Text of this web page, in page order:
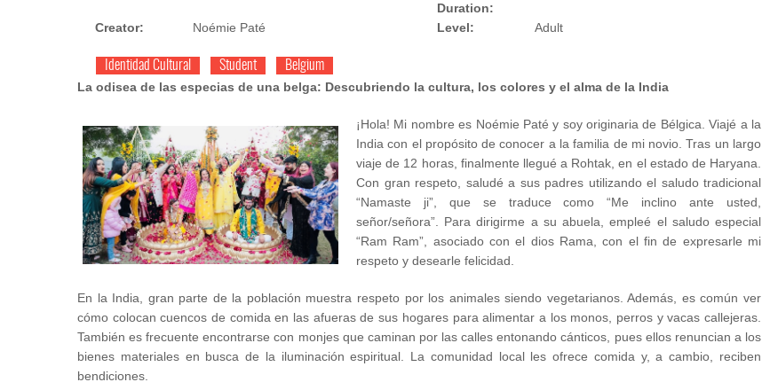
Duration:
Creator: Noémie Paté Level: Adult
Identidad Cultural Student
Belgium
La odisea de las especias de una belga: Descubriendo la cultura, los colores y el alma de la India
¡Hola! Mi nombre es Noémie Paté y soy originaria de Bélgica. Viajé a la
India con el propósito de conocer a la familia de mi novio. Tras un largo
viaje de 12 horas, finalmente llegué a Rohtak, en el estado de Haryana.
Con gran respeto, saludé a sus padres utilizando el saludo tradicional
“Namaste ji”, que se traduce como “Me inclino ante usted,
señor/señora”. Para dirigirme a su abuela, empleé el saludo especial
“Ram Ram”, asociado con el dios Rama, con el fin de expresarle mi
respeto y desearle felicidad.
En la India, gran parte de la población muestra respeto por los animales siendo vegetarianos. Además, es común ver
cómo colocan cuencos de comida en las afueras de sus hogares para alimentar a los monos, perros y vacas callejeras.
También es frecuente encontrarse con monjes que caminan por las calles entonando cánticos, pues ellos renuncian a los
bienes materiales en busca de la iluminación espiritual. La comunidad local les ofrece comida y, a cambio, reciben
bendiciones.